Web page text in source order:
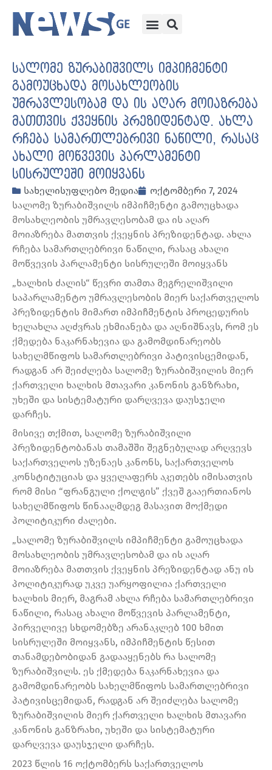
სალომე ზურაბიშვილს იმპიჩმენტი
გამოუცხადა მოსახლეობის
უმრავლესობამ და ის აღარ მოიაზრება
მათთვის ქვეყნის პრეზიდენტად. ახლა
რჩება სამართლებრივი ნაწილი, რასაც
ახალი მოწვევის პარლამენტი
სისრულეში მოიყვანს
სახელისუფლებო მედია
ოქტომბერი 7, 2024
სალომე ზურაბიშვილს იმპიჩმენტი გამოუცხადა
მოსახლეობის უმრავლესობამ და ის აღარ
მოიაზრება მათთვის ქვეყნის პრეზიდენტად. ახლა
რჩება სამართლებრივი ნაწილი, რასაც ახალი
მოწვევის პარლამენტი სისრულეში მოიყვანს
„ხალხის ძალის“ წევრი თამთა მეგრელიშვილი
საპარლამენტო უმრავლესობის მიერ საქართველოს
პრეზიდენტის მიმართ იმპიჩმენტის პროცედურის
ხელახლა აღძვრას ეხმიანება და აღნიშნავს, რომ ეს
ქმედება ნაკარნახევია და გამომდინარეობს
სახელმწიფოს სამართლებრივი პატივისცემიდან,
რადგან არ შეიძლება სალომე ზურაბიშვილის მიერ
ქართველი ხალხის მთავარი კანონის განზრახი,
უხეში და სისტემატური დარღვევა დაუსჯელი
დარჩეს.
მისივე თქმით, სალომე ზურაბიშვილი
პრეზიდენტობანას თამაშში შეგნებულად არღვევს
საქართველოს უზენაეს კანონს, საქართველოს
კონსტიტუციას და ყველაფერს აკეთებს იმისათვის
რომ მისი “ფრანგული ქოლგის” ქვეშ გააერთიანოს
სახელმწიფოს წინააღმდეგ მასავით მოქმედი
პოლიტიკური ძალები.
„სალომე ზურაბიშვილს იმპიჩმენტი გამოუცხადა
მოსახლეობის უმრავლესობამ და ის აღარ
მოიაზრება მათთვის ქვეყნის პრეზიდენტად ანუ ის
პოლიტიკურად უკვე უარყოფილია ქართველი
ხალხის მიერ, მაგრამ ახლა რჩება სამართლებრივი
ნაწილი, რასაც ახალი მოწვევის პარლამენტი,
პირველივე სხდომებზე არანაკლებ 100 ხმით
სისრულეში მოიყვანს, იმპიჩმენტის წესით
თანამდებობიდან გადააყენებს რა სალომე
ზურაბიშვილს. ეს ქმედება ნაკარნახევია და
გამომდინარეობს სახელმწიფოს სამართლებრივი
პატივისცემიდან, რადგან არ შეიძლება სალომე
ზურაბიშვილის მიერ ქართველი ხალხის მთავარი
კანონის განზრახი, უხეში და სისტემატური
დარღვევა დაუსჯელი დარჩეს.
2023 წლის 16 ოქტომბერს საქართველოს